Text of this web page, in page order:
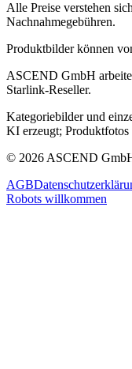
Alle Preise verstehen
Nachnahmegebühren.
Produktbilder können
ASCEND GmbH
Starlink-Reseller.
Kategoriebilder und
KI erzeugt; Produktfotos
© 2026 ASCEND
AGB
Robots willkommen